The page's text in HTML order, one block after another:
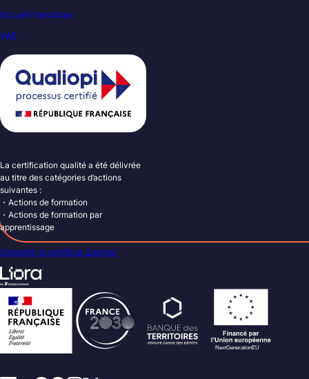
Accueil handicap
VAE
La certification qualité a été délivrée
au titre des catégories d’actions
suivantes :
・Actions de formation
・Actions de formation par
apprentissage
Consulter le certificat Qualiopi